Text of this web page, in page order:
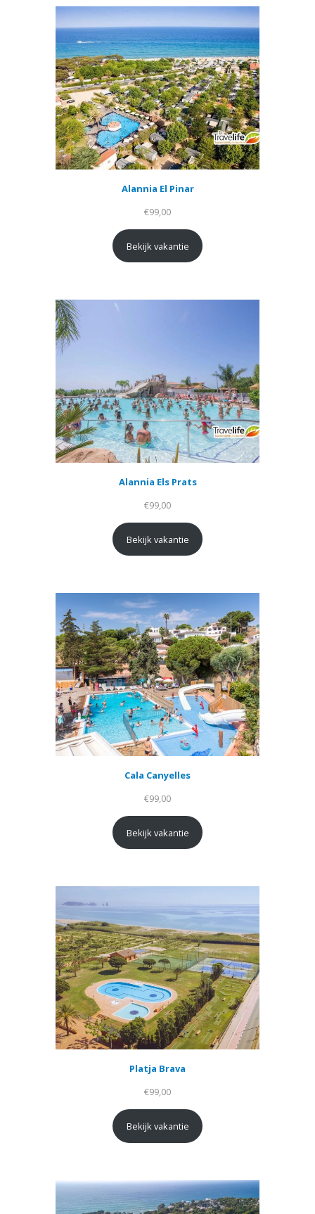
Alannia El Pinar
€99,00
Bekijk vakantie
Alannia Els Prats
€99,00
Bekijk vakantie
Cala Canyelles
€99,00
Bekijk vakantie
Platja Brava
€99,00
Bekijk vakantie